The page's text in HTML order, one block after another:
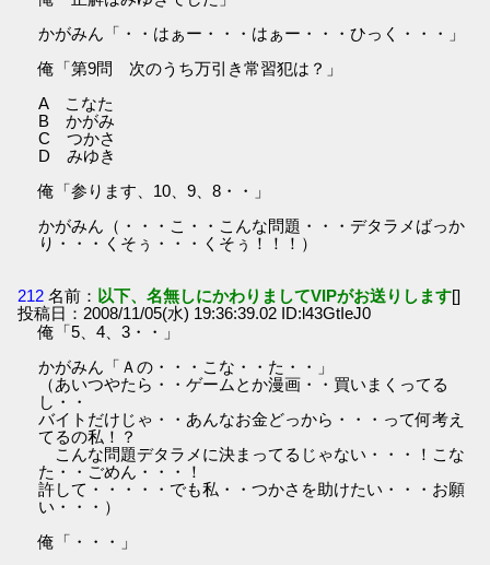
かがみん「・・はぁー・・・はぁー・・・ひっく・・・」
俺「第9問 次のうち万引き常習犯は？」
A こなた
B かがみ
C つかさ
D みゆき
俺「参ります、10、9、8・・」
かがみん（・・・こ・・こんな問題・・・デタラメばっか
り・・・くそぅ・・・くそぅ！！！）
212 名前： 以下、名無しにかわりましてVIPがお送りします[]
投稿日：2008/11/05(水) 19:36:39.02 ID:l43GtIeJ0
俺「5、4、3・・」
かがみん「Ａの・・・こな・・た・・」
（あいつやたら・・ゲームとか漫画・・買いまくってる
し・・
バイトだけじゃ・・あんなお金どっから・・・って何考え
てるの私！？
こんな問題デタラメに決まってるじゃない・・・！こな
た・・ごめん・・・！
許して・・・・・でも私・・つかさを助けたい・・・お願
い・・・）
俺「・・・」